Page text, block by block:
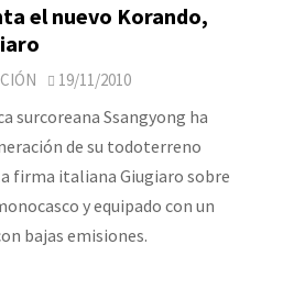
el nuevo Korando,
19/11/2010
surcoreana Ssangyong ha
de su todoterreno
firma italiana Giugiaro sobre
y equipado con un
bajas emisiones.